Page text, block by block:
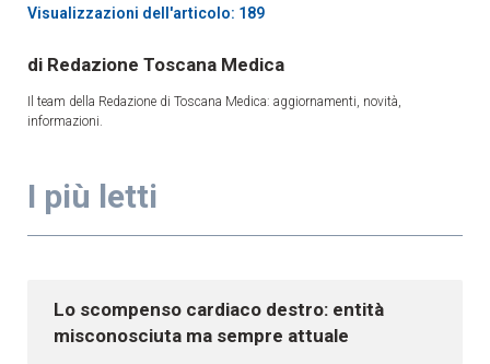
Visualizzazioni dell'articolo: 189
Redazione Toscana Medica
Il team della Redazione di Toscana Medica: aggiornamenti, novità,
informazioni.
I più letti
Lo scompenso cardiaco destro: entità
misconosciuta ma sempre attuale